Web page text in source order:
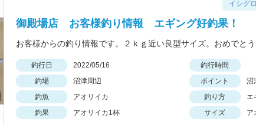
イシグ
御殿場店 お客様釣り情報 エギング好釣果！
お客様からの釣り情報です。２ｋｇ近い良型サイズ。おめでとう
釣行日 2022/05/16
釣行時間
釣場
沼津周辺 ポイント
沼
釣魚
アオリイカ 釣り方
エ
釣果
アオリイカ1杯 サイズ ア